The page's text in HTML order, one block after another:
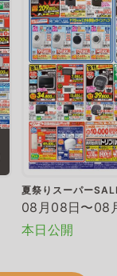
夏祭りスーパー
08月08日〜08
本日公開